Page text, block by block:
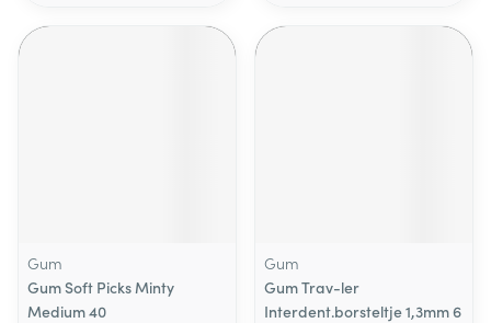
Gum
Gum Soft Picks Minty
Medium 40
Gum
Gum Trav-ler
Interdent.borsteltje 1,3mm 6